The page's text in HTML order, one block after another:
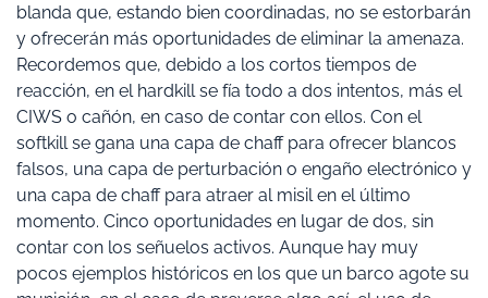
blanda que, estando bien coordinadas, no se estorbarán
y ofrecerán más oportunidades de eliminar la amenaza.
Recordemos que, debido a los cortos tiempos de
reacción, en el hardkill se fía todo a dos intentos, más el
CIWS o cañón, en caso de contar con ellos. Con el
softkill se gana una capa de chaff para ofrecer blancos
falsos, una capa de perturbación o engaño electrónico y
una capa de chaff para atraer al misil en el último
momento. Cinco oportunidades en lugar de dos, sin
contar con los señuelos activos. Aunque hay muy
pocos ejemplos históricos en los que un barco agote su